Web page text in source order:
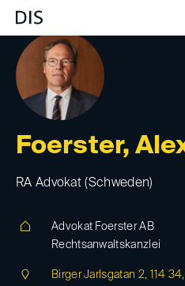
Foerster,
RA Advokat (Schweden)
Advokat Foerster AB
Rechtsanwaltskanzlei
Birger Jarlsgatan 2, 114